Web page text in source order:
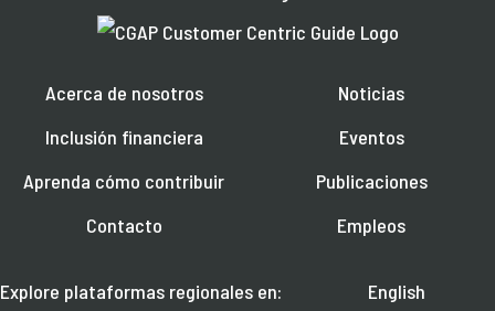
Acerca de nosotros
Inclusión financiera
Aprenda cómo contribuir
Contacto
Noticias
Eventos
Publicaciones
Empleos
Explore plataformas regionales en:
English